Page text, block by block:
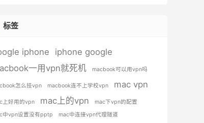
标签
iphone
iphone google
一用vpn就死机
macbook可以用vpn吗
怎么挂vpn macbook连不上学校vpn mac vpn
上好用的vpn mac上的vpn
mac下vpn的配置
中vpn设置没有pptp
mac中连接vpn代理隧道